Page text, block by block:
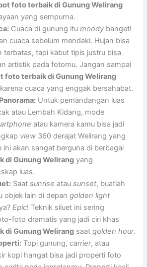
foto terbaik di Gunung Welirang
yang sempurna.
Cuaca di gunung itumoody banget!
cuaca sebelum mendaki. Hujan bisa
terbatas, tapi kabut tipis justru bisa
artistik pada fotomu. Jangan sampai
foto terbaik di Gunung Welirang
cuaca yang enggak bersahabat.
Untuk pemandangan luas
atau Lembah Kidang, mode
atau kamera kamu bisa jadi
view 360 derajat Welirang yang
ini akan sangat berguna di berbagai
di Gunung Welirang yang
luas.
Saatsunrise atausunset, buatlah
objek lain di depangolden light
Epic! Teknik siluet ini sering
foto dramatis yang jadi ciri khas
di Gunung Welirang saatgolden hour.
Topi gunung,carrier, atau
kopi hangat bisa jadi properti foto